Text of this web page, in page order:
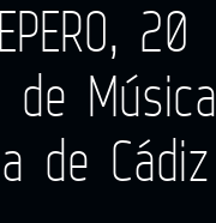
20
de Música
de Cádiz